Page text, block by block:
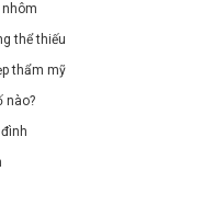
thể thiếu
thẩm mỹ
nào?